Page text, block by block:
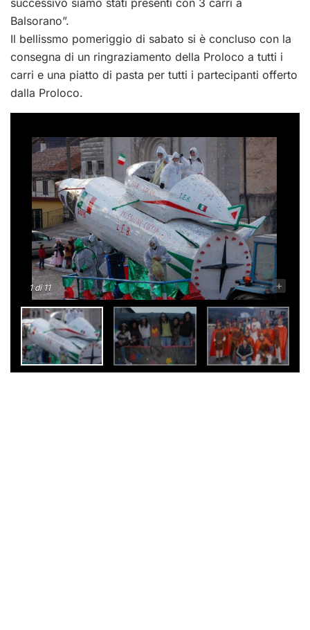
Balsorano”.
Il bellissmo pomeriggio di sabato si è concluso con la
consegna di un ringraziamento della Proloco a tutti i
carri e una piatto di pasta per tutti i partecipanti offerto
dalla Proloco.
1di 11 - +